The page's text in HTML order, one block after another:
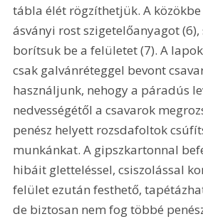
tábla élét rögzíthetjük. A
ásványi rost szigetelőanyagot (6),
borítsuk be a felületet (7). A
csak galvánréteggel bevont
használjunk, nehogy a páradús
nedvességétől a csavarok
penész helyett rozsdafoltok
munkánkat. A gipszkartonnal
hibáit gletteléssel, csiszolással
felület ezután festhető,
de biztosan nem fog többé